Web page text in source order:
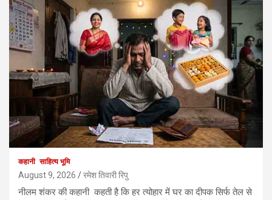
कहानी साहित्य भूमि
August 9, 2026 रमेश तिवारी रिपु
नीलम शंकर की कहानी कहती है कि हर त्योहार में घर का दीपक सिर्फ तेल से